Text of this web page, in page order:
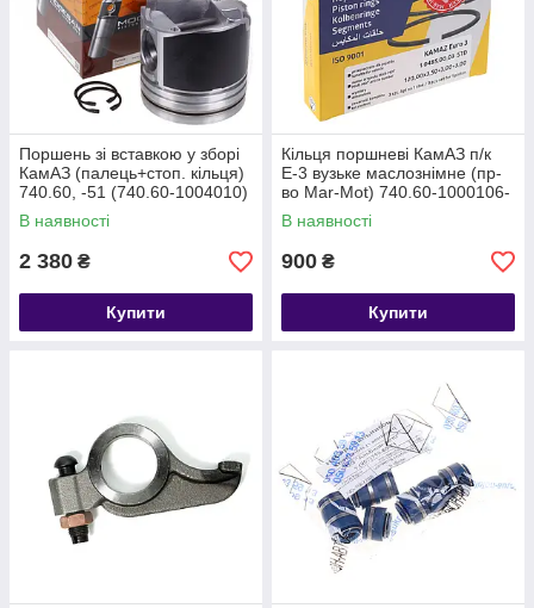
Поршень зі вставкою у зборі
КамАЗ (палець+стоп. кільця)
740.60, -51 (740.60-1004010)
В наявності
2 380 ₴
Купити
Кільця поршневі КамАЗ п/к
Е-3 вузьке маслознімне (пр-
во Mar-Mot) 740.60-1000106-
02
В наявності
900 ₴
Купити